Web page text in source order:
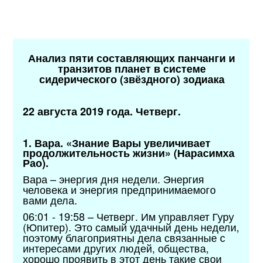
Анализ пяти составляющих панчанги и
транзитов планет в системе
сидерического (звёздного) зодиака
22 августа 2019 года. Четверг.
1. Вара. «Знание Вары увеличивает
продолжительность жизни» (Нарасимха
Рао).
Вара – энергия дня недели. Энергия
человека и энергия предпринимаемого
вами дела.
06:01 - 19:58 – Четверг. Им управляет Гуру
(Юпитер). Это самый удачный день недели,
поэтому благоприятны дела связанные с
интересами других людей, общества,
хорошо проявить в этот день такие свои